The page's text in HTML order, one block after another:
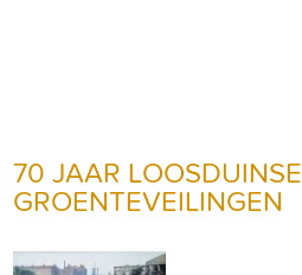
70 JAAR LOOSDUINSE
GROENTEVEILINGEN